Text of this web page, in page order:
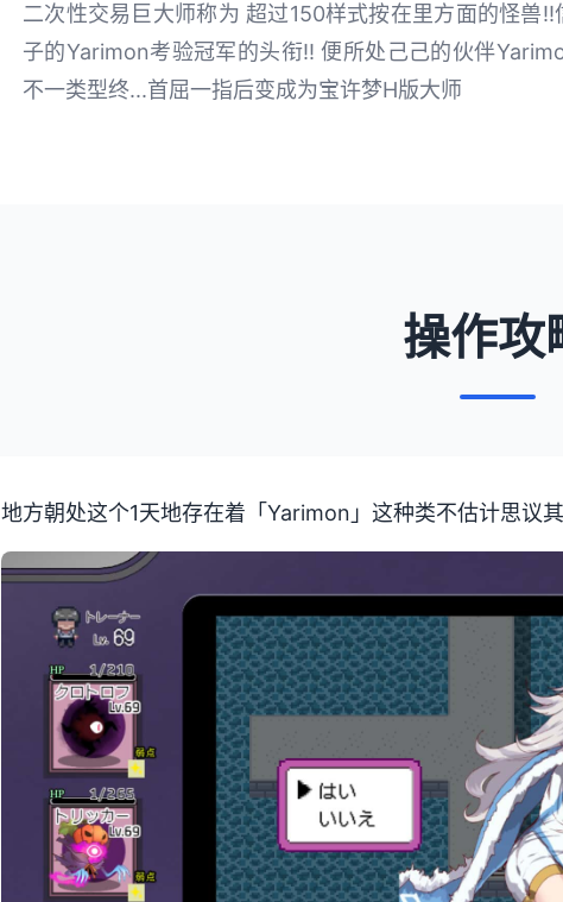
二次性交易巨大师称为 超过150样式按在里方面的怪兽
子的Yarimon考验冠军的头衔!! 便所处己己的伙伴
不一类型终...首屈一指后变成为宝许梦H版大师
操作攻
地方朝处这个1天地存在着「Yarimon」这种类不估计思议其